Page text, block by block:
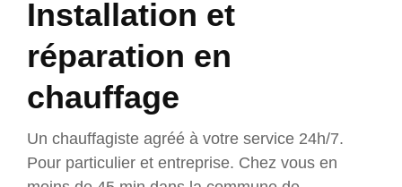
Installation et
réparation en
chauffage
Un chauffagiste agréé à votre service 24h/7.
Pour particulier et entreprise. Chez vous en